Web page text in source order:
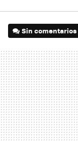
Sin comentarios